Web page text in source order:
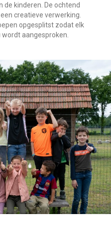
kinderen. De ochtend
creatieve verwerking.
opgesplitst zodat elk
aangesproken.